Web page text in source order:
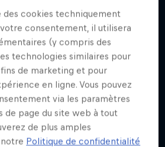
des cookies techniquement
consentement, il utilisera
(y compris des
technologies similaires pour
de marketing et pour
en ligne. Vous pouvez
via les paramètres
de page du site web à tout
de plus amples
Politique de confidentialité